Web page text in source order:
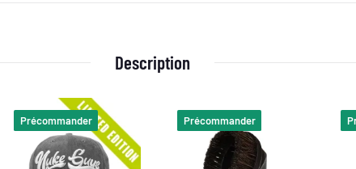
Description
Précommander Précommander